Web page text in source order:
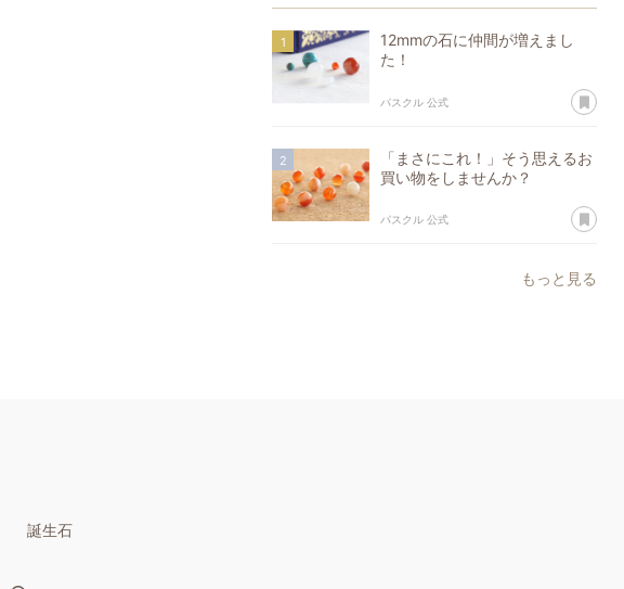
12mmの石に仲間が増えまし
た！
パスクル 公式 あ
「まさにこれ！」そう思えるお
買い物をしませんか？
パスクル 公式 あ
もっと見る
誕生石